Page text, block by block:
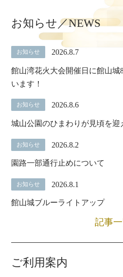
お知らせ／NEWS
お知らせ
2026.8.7
館山湾花火大会開催日に館山
います！
お知らせ
2026.8.6
城山公園のひまわりが見頃を迎
お知らせ
2026.8.2
園路一部通行止めについて
お知らせ
2026.8.1
館山城ブルーライトアップ
記事
ご利用案内